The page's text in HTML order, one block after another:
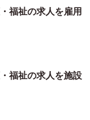
福祉の求人を雇用
福祉の求人を施設